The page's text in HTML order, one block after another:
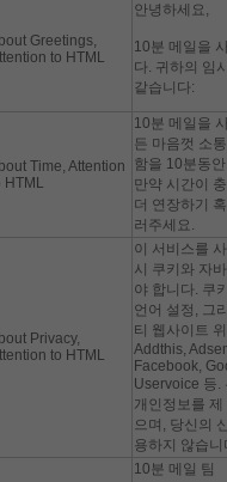
Greetings,
to HTML
안녕하세요,
10분 메일을
다. 귀하의 임
같습니다:
Time, Attention
HTML
10분 메일을
든 마음껏 소
함을 10분동
만약 시간이
더 연장하기
러주세요.
Privacy,
to HTML
이 서비스를
시 쿠키와 자
야 합니다. 쿠
언어 설정, 그
티 웹사이트
Addthis,
Facebook,
Uservoice 등.
개인정보를
으며, 당신의
용하지 않습니
10분 메일 팀